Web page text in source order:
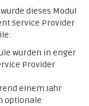
dieses Modul
Service Provider
wurden in enger
Provider
einem Jahr
optionale